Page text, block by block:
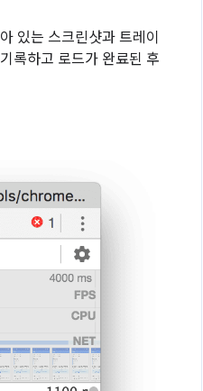
있는 스크린샷과 트레이
록하고 로드가 완료된 후